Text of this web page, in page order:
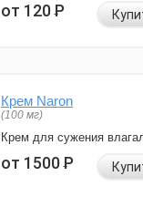
от 120Р
Крем Naron
(100 мг)
Крем для сужения
от 1500Р